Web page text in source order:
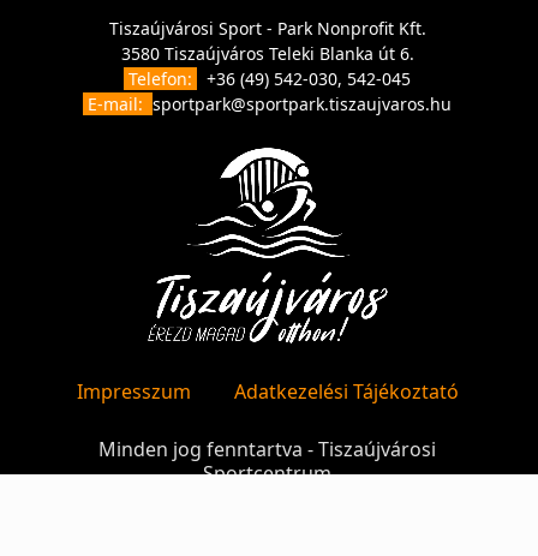
Tiszaújvárosi Sport - Park Nonprofit Kft.
3580 Tiszaújváros Teleki Blanka út 6.
Telefon:
+36 (49) 542-030, 542-045
E-mail: sportpark@sportpark.tiszaujvaros.hu
Impresszum Adatkezelési Tájékoztató
Minden jog fenntartva - Tiszaújvárosi
Sportcentrum